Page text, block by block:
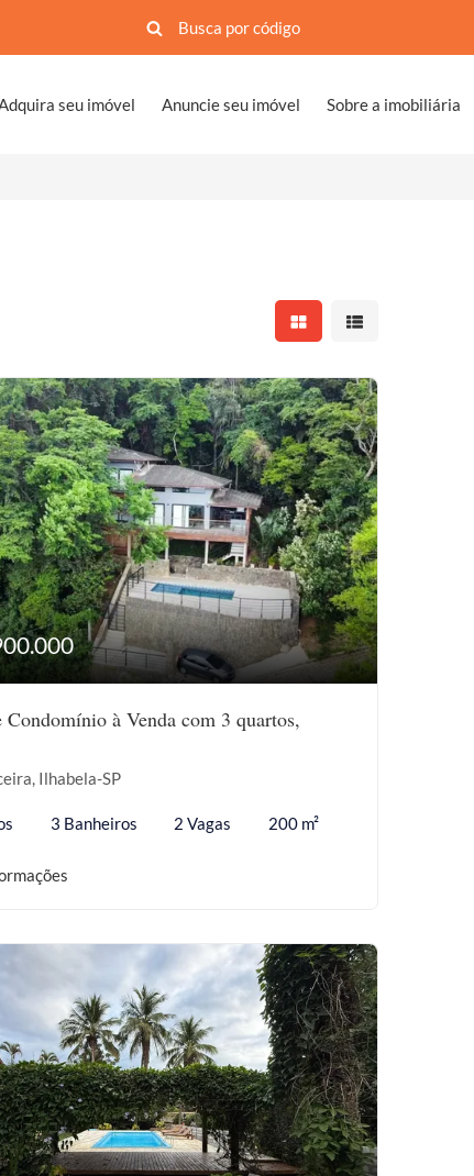
seu imóvel Anuncie seu imóvel Sobre a imobiliária
Mostrar resultados em
Mostrar
Condomínio à Venda com 3 quartos,
Ilhabela-SP
3 Banheiros 2 Vagas 200 m²